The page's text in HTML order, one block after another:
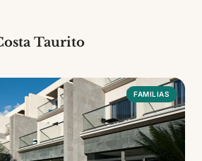
Taurito
FAMILIAS